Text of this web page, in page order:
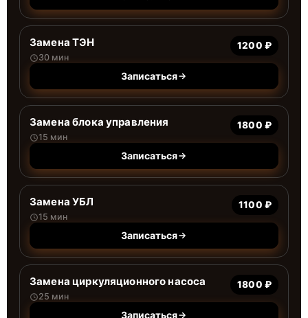
Замена ТЭН
30 мин
1200 ₽
Записаться
Замена блока управления
15 мин
1800 ₽
Записаться
Замена УБЛ
15 мин
1100 ₽
Записаться
Замена циркуляционного насоса
25 мин
1800 ₽
Записаться